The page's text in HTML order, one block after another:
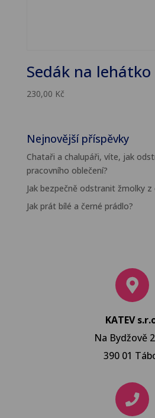
Sedák na lehátko
230,00 Kč
Nejnovější příspěvky
Chataři a chalupáři, víte, jak
pracovního oblečení?
Jak bezpečně odstranit žmolky z
Jak prát bílé a černé prádlo?
KATEV
Na Bydžově
390 01